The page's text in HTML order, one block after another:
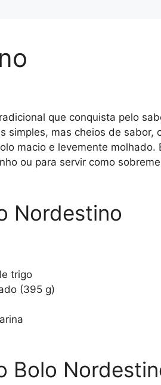
que conquista pelo
simples, mas cheios de sabor,
macio e levemente molhado.
ou para servir como
Nordestino
trigo
(395 g)
Bolo